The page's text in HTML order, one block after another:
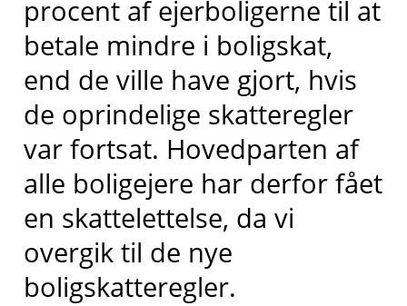
procent af ejerboligerne til at
betale mindre i boligskat,
end de ville have gjort, hvis
de oprindelige skatteregler
var fortsat. Hovedparten af
alle boligejere har derfor fået
en skattelettelse, da vi
overgik til de nye
boligskatteregler.